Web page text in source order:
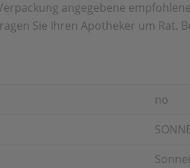
angegebene
Sie Ihren Apotheker um
no